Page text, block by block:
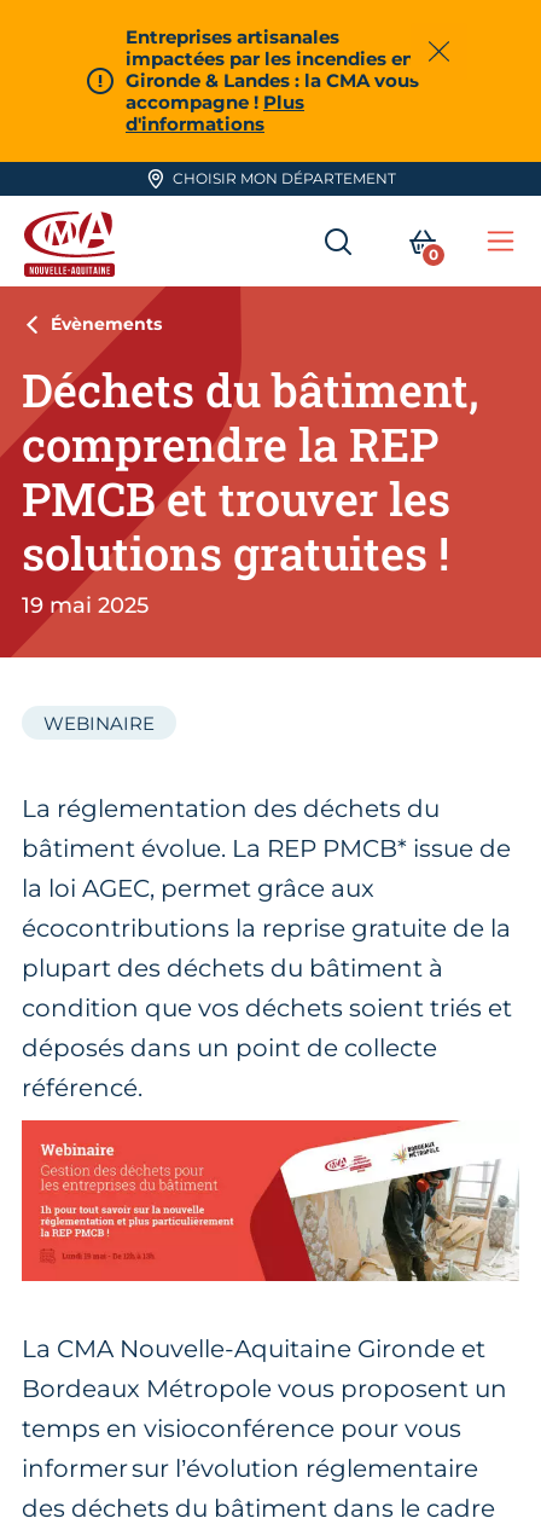
Entreprises artisanales
impactées par les incendies en
Gironde & Landes : la CMA vous
accompagne ! Plus
d'informations
Fermer
CHOISIR MON DÉPARTEMENT
CMA Nouvelle-Aquitaine
RECHERCHER
MON
0
Évènements
Déchets du bâtiment,
comprendre la REP
PMCB et trouver les
solutions gratuites !
19 mai 2025
WEBINAIRE
La réglementation des déchets du
bâtiment évolue. La REP PMCB* issue de
la loi AGEC, permet grâce aux
écocontributions la reprise gratuite de la
plupart des déchets du bâtiment à
condition que vos déchets soient triés et
déposés dans un point de collecte
référencé.
La CMA Nouvelle-Aquitaine Gironde et
Bordeaux Métropole vous proposent un
temps en visioconférence pour vous
informer sur l’évolution réglementaire
des déchets du bâtiment dans le cadre